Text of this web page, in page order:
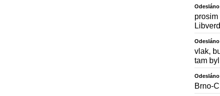
vlak,
tam
Brno-